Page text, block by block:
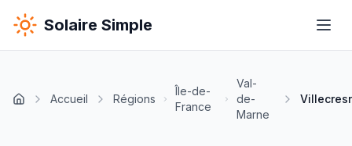
Solaire Simple
Accueil Régions
Île-de-
France
Val-
de-
Marne